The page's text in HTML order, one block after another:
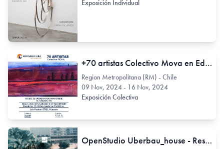
Exposición Individual
+70 artistas Colectivo Mova en Eduardo Lira Art Gallery
Region Metropolitana (RM) - Chile
09 Nov, 2024 - 16 Nov, 2024
Exposición Colectiva
OpenStudio Uberbau_house - Residencia Long Term Production noviembre 2024